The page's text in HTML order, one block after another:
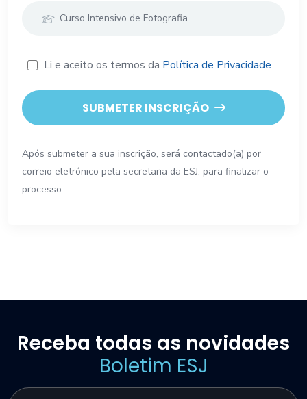
Li e aceito os termos da Política de Privacidade
SUBMETER INSCRIÇÃO
Após submeter a sua inscrição, será contactado(a) por
correio eletrónico pela secretaria da ESJ, para finalizar o
processo.
Receba todas as novidades
Boletim ESJ